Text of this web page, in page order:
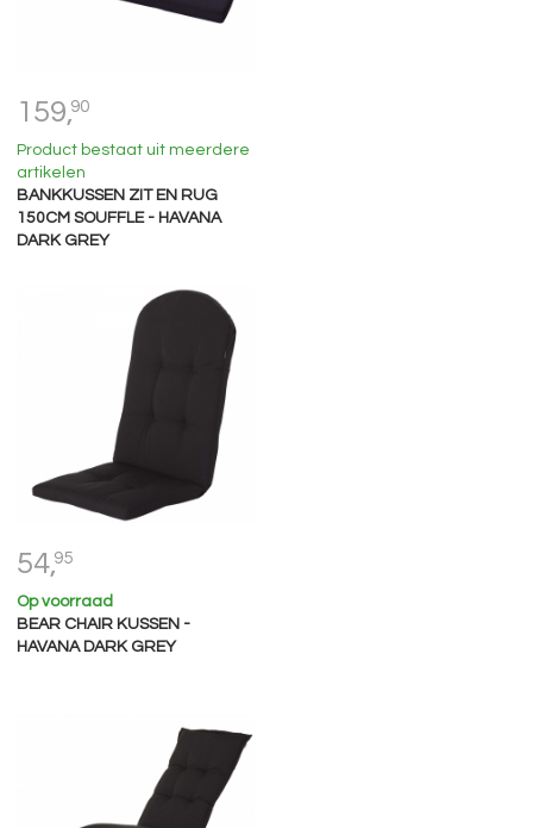
159,90
Product bestaat uit meerdere
artikelen
BANKKUSSEN ZIT EN RUG
150CM SOUFFLE - HAVANA
DARK GREY
54,95
Op voorraad
BEAR CHAIR KUSSEN -
HAVANA DARK GREY